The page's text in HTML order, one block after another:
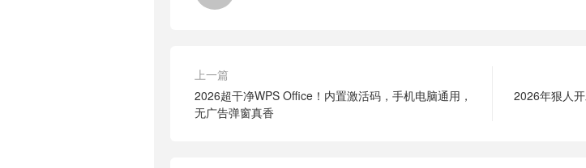
上一篇
2026超干净WPS Office！内置激活码，手机电脑通用，
无广告弹窗真香
2026年狠人